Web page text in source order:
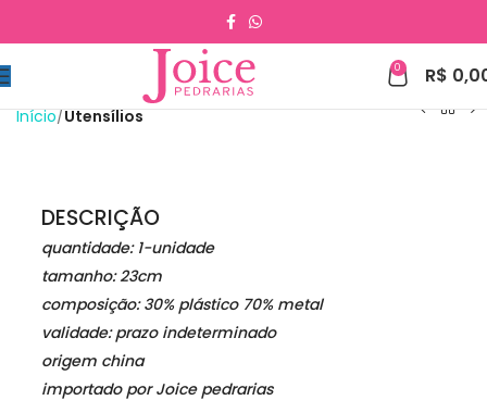
0 R$
Início Utensílios
DESCRIÇÃO
quantidade: 1-unidade
tamanho: 23cm
composição: 30% plástico 70% metal
validade: prazo indeterminado
origem china
importado por Joice pedrarias